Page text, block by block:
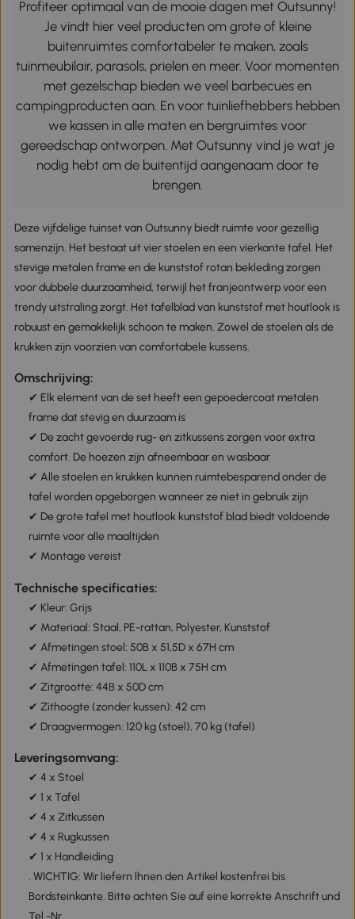
Profiteer optimaal van de mooie dagen met Outsunny!
Je vindt hier veel producten om grote of kleine
buitenruimtes comfortabeler te maken, zoals
tuinmeubilair, parasols, prielen en meer. Voor momenten
met gezelschap bieden we veel barbecues en
campingproducten aan. En voor tuinliefhebbers hebben
we kassen in alle maten en bergruimtes voor
gereedschap ontworpen. Met Outsunny vind je wat je
nodig hebt om de buitentijd aangenaam door te
brengen.
Deze vijfdelige tuinset van Outsunny biedt ruimte voor gezellig
samenzijn. Het bestaat uit vier stoelen en een vierkante tafel. Het
stevige metalen frame en de kunststof rotan bekleding zorgen
voor dubbele duurzaamheid, terwijl het franjeontwerp voor een
trendy uitstraling zorgt. Het tafelblad van kunststof met houtlook is
robuust en gemakkelijk schoon te maken. Zowel de stoelen als de
krukken zijn voorzien van comfortabele kussens.
Omschrijving:
✔ Elk element van de set heeft een gepoedercoat metalen
frame dat stevig en duurzaam is
✔ De zacht gevoerde rug- en zitkussens zorgen voor extra
comfort. De hoezen zijn afneembaar en wasbaar
✔ Alle stoelen en krukken kunnen ruimtebesparend onder de
tafel worden opgeborgen wanneer ze niet in gebruik zijn
✔ De grote tafel met houtlook kunststof blad biedt voldoende
ruimte voor alle maaltijden
✔ Montage vereist
Technische specificaties:
✔ Kleur: Grijs
✔ Materiaal: Staal, PE-rattan, Polyester, Kunststof
✔ Afmetingen stoel: 50B x 51,5D x 67H cm
✔ Afmetingen tafel: 110L x 110B x 75H cm
✔ Zitgrootte: 44B x 50D cm
✔ Zithoogte (zonder kussen): 42 cm
✔ Draagvermogen: 120 kg (stoel), 70 kg (tafel)
Leveringsomvang:
✔ 4 x Stoel
✔ 1 x Tafel
✔ 4 x Zitkussen
✔ 4 x Rugkussen
✔ 1 x Handleiding
. WICHTIG: Wir liefern lhnen den Artikel kostenfrei bis
Bordsteinkante. Bitte achten Sie auf eine korrekte Anschrift und
Tel.-Nr..